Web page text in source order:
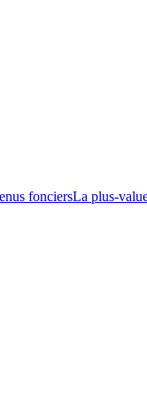
fonciersLa plus-